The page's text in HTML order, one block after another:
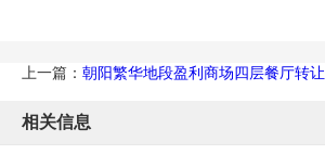
上一篇： 朝阳繁华地段盈利商场四层餐厅转让
相关信息